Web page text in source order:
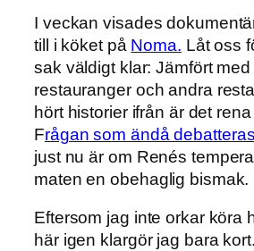
I veckan visades
till i köket på Noma. Låt oss
sak väldigt klar: Jämfört
restauranger och andra
hört historier ifrån är det
Frågan som ändå
just nu är om Renés
maten en obehaglig bismak.
Eftersom jag inte orkar köra
här igen klargör jag bara